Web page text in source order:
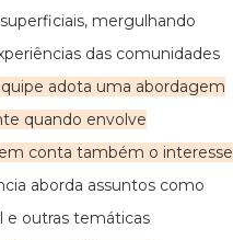
mergulhando
das comunidades
adota uma abordagem
quando envolve
conta também o interesse
aborda assuntos como
e outras temáticas